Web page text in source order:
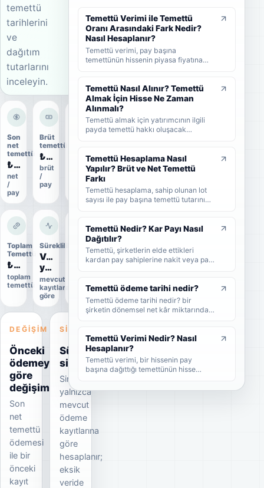
temettü
tarihlerini
ve
dağıtım
tutarlarını
inceleyin.
Son
net
temettü
₺0,45
net
/
pay
Brüt
temettü
₺0,50
brüt
/
pay
85%
ödeme
oranı
Toplam
Temettü
₺22,0 Mn
toplam
temettü
Süreklilik
Veri
yetersiz
mevcut
kayıtlara
göre
Uygulama
durumu
DEĞIŞIM
Önceki
ödemeye
göre
değişim
Son
net
temettü
ödemesi
ile bir
önceki
kayıt
SINYAL
Süreklilik
sinyali
Sinyal
yalnızca
mevcut
ödeme
kayıtlarına
göre
hesaplanır;
eksik
veride
Temettü Verimi ile Temettü
Oranı Arasındaki Fark Nedir?
Nasıl Hesaplanır?
Temettü verimi, pay başına
temettünün hissenin piyasa fiyatına
dağıtıldığını gösterir. KAP'ta görülen
kâr payı oranı ise çoğunlukla 1 TL
nominal değere göre hesaplanan ayrı
bir yüzdedir. Bu rehberde temettü
verimi, dağıtım oranı ve KAP temettü
oranı arasındaki farkları formüller ve
Temettü Nasıl Alınır? Temettü
Almak İçin Hisse Ne Zaman
Alınmalı?
Temettü almak için yatırımcının ilgili
payda temettü hakkı oluşacak
alındığını, hak kullanım tarihi, kayıt
tarihi ve ödeme tarihi arasındaki farkı
ve yatırımcıların nelere dikkat etmesi
gerektiğini sade şekilde bulabilirsiniz.
Temettü Hesaplama Nasıl
Yapılır? Brüt ve Net Temettü
Farkı
Temettü hesaplama, sahip olunan lot
sayısı ile pay başına temettü tutarının
verimi ve örnek hesaplama adımlarını
sade şekilde bulabilirsiniz.
Temettü Nedir? Kar Payı Nasıl
Dağıtılır?
Temettü, şirketlerin elde ettikleri
kardan pay sahiplerine nakit veya pay
nasıl dağıtıldığını, brüt-net temettü
farkını, temettü tarihlerini ve
yatırımcıların dikkat etmesi
gerekenleri sade şekilde bulabilirsiniz.
Temettü ödeme tarihi nedir?
Temettü ödeme tarihi nedir? bir
şirketin dönemsel net kâr miktarından
Temettü Verimi Nedir? Nasıl
Hesaplanır?
Temettü verimi, bir hissenin pay
başına dağıttığı temettünün hisse
göstergedir. Bu rehberde temettü
veriminin nasıl hesaplandığını, yüksek
temettü veriminin ne anlama geldiğini
ve yatırımcıların bu oranı nasıl
örneklerle bulabilirsiniz.